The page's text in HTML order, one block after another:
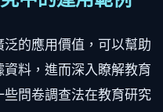
的應用價值，可以幫助
料，進而深入瞭解教育
問卷調查法在教育研究